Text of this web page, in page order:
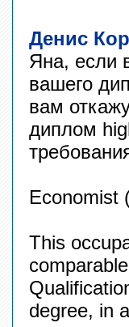
Денис
Яна, если
вашего
вам
диплом
Economist
This
degree, in